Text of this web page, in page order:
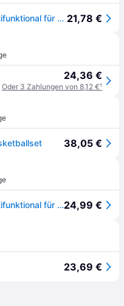
vidaXL Kinder Basketball-Set Multifunktional für Boden und Wand 21,78 €
24,36 €
Oder 3 Zahlungen von 8,12 €¹
38,05 €
vidaXL Kinder Basketball-Set Multifunktional für Boden und Wand24,99 €
23,69 €